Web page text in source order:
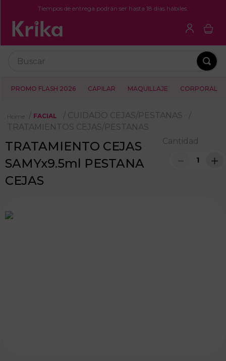
Tiempos de entrega podrán ser hasta 18 días hábiles.
PROMO FLASH 2026 CAPILAR MAQUILLAJE CORPORAL
FACIAL
CUIDADO CEJAS/PESTANAS
TRATAMIENTOS CEJAS/PESTANAS
TRATAMIENTO CEJAS
SAMYx9.5ml PESTANA
CEJAS
Cantidad
＋
－